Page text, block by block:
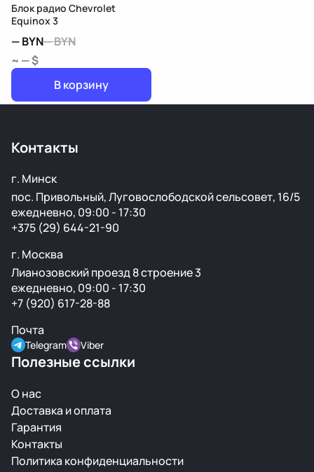
Блок радио Chevrolet
Equinox 3
—BYN—BYN
~ — $
В корзину
Контакты
г. Минск
пос. Привольный, Луговослободской сельсовет, 16/5
ежедневно, 09:00 - 17:30
+375 (29) 644-21-90
г. Москва
Лианозовский проезд 8 строение 3
ежедневно, 09:00 - 17:30
+7 (920) 617-28-88
Почта
Telegram Viber
Полезные ссылки
О нас
Доставка и оплата
Гарантия
Контакты
Политика конфиденциальности